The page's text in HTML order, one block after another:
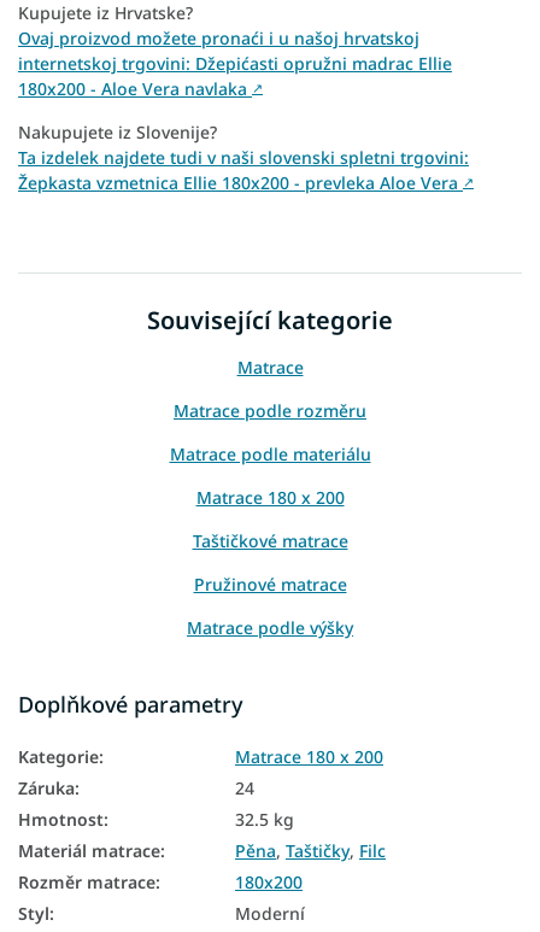
Kupujete iz Hrvatske?
Ovaj proizvod možete pronaći i u našoj hrvatskoj
internetskoj trgovini: Džepićasti opružni madrac Ellie
180x200 - Aloe Vera navlaka ↗
Nakupujete iz Slovenije?
Ta izdelek najdete tudi v naši slovenski spletni trgovini:
Žepkasta vzmetnica Ellie 180x200 - prevleka Aloe Vera ↗
Související kategorie
Matrace
Matrace podle rozměru
Matrace podle materiálu
Matrace 180 x 200
Taštičkové matrace
Pružinové matrace
Matrace podle výšky
Vysoké matrace
Matrace Aloe Vera
Matrace z PUR pěny
Matrace HR pěna
Hotelové matrace
Doplňkové parametry
Kategorie:
Matrace 180 x 200
Záruka:
24
Hmotnost:
32.5 kg
Materiál matrace: Pěna, Taštičky, Filc
Rozměr matrace:
180x200
Styl:
Moderní